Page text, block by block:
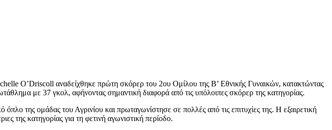
O’Driscoll αναδείχθηκε πρώτη σκόρερ του 2ου Ομίλου της Β’ Εθνικής Γυναικών, κατακτώντας
με 37 γκολ, αφήνοντας σημαντική διαφορά από τις υπόλοιπες σκόρερ της κατηγορίας.
της ομάδας του Αγρινίου και πρωταγωνίστησε σε πολλές από τις επιτυχίες της. Η εξαιρετική
της κατηγορίας για τη φετινή αγωνιστική περίοδο.